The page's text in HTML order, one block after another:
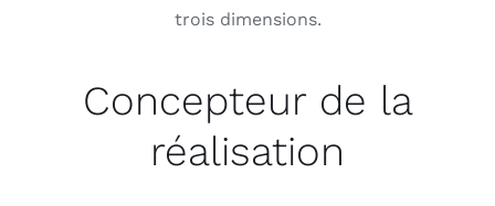
trois dimensions.
Concepteur de la
réalisation